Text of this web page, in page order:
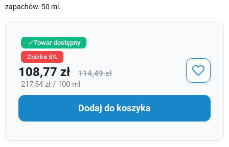
zapachów. 50 ml.
Towar dostępny
Zniżka 5%
108,77 zł
114,49 zł
217,54 zł / 100 ml
Dodaj do koszyka